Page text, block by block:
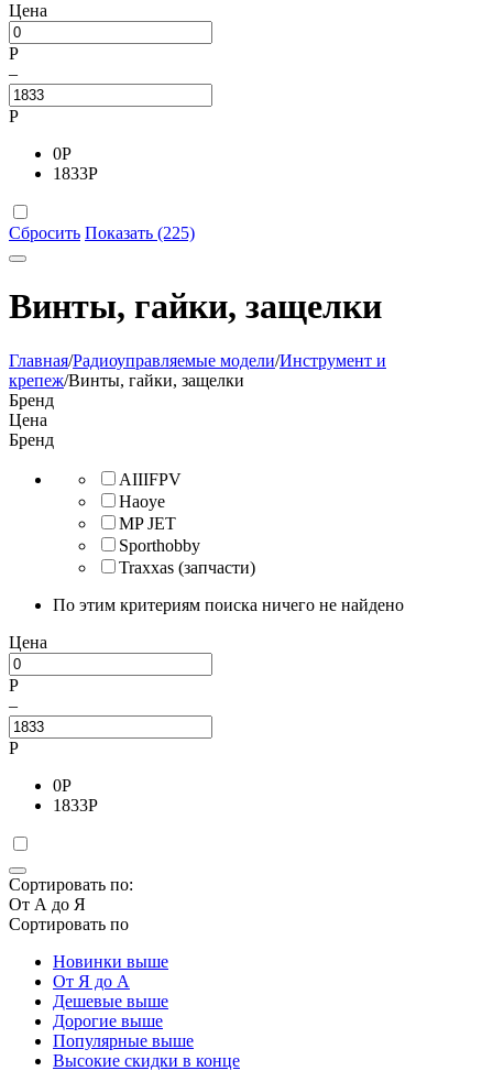
Цена
Р
–
Р
0Р
1833Р
Сбросить Показать (225)
Винты, гайки, защелки
Главная/Радиоуправляемые модели/Инструмент и
крепеж/Винты, гайки, защелки
Бренд
Цена
Бренд
AIIIFPV
Haoye
MP JET
Sporthobby
Traxxas (запчасти)
По этим критериям поиска ничего не найдено
Цена
Р
–
Р
0Р
1833Р
Сортировать по:
От А до Я
Сортировать по
Новинки выше
От Я до А
Дешевые выше
Дорогие выше
Популярные выше
Высокие скидки в конце